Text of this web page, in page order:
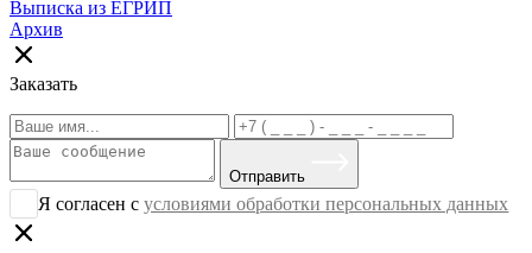
Выписка из ЕГРИП
Архив
Заказать
Отправить
Я согласен сусловиями обработки персональных данных